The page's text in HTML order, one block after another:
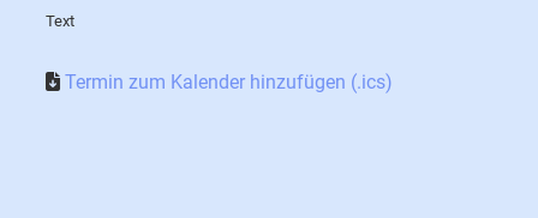
Text
Termin zum Kalender hinzufügen (.ics)